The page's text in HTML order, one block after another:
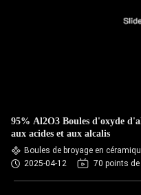
95% Al2O3 Boules d'oxyde
aux acides et aux alcalis
Boules de broyage en
2025-04-12
70 points de